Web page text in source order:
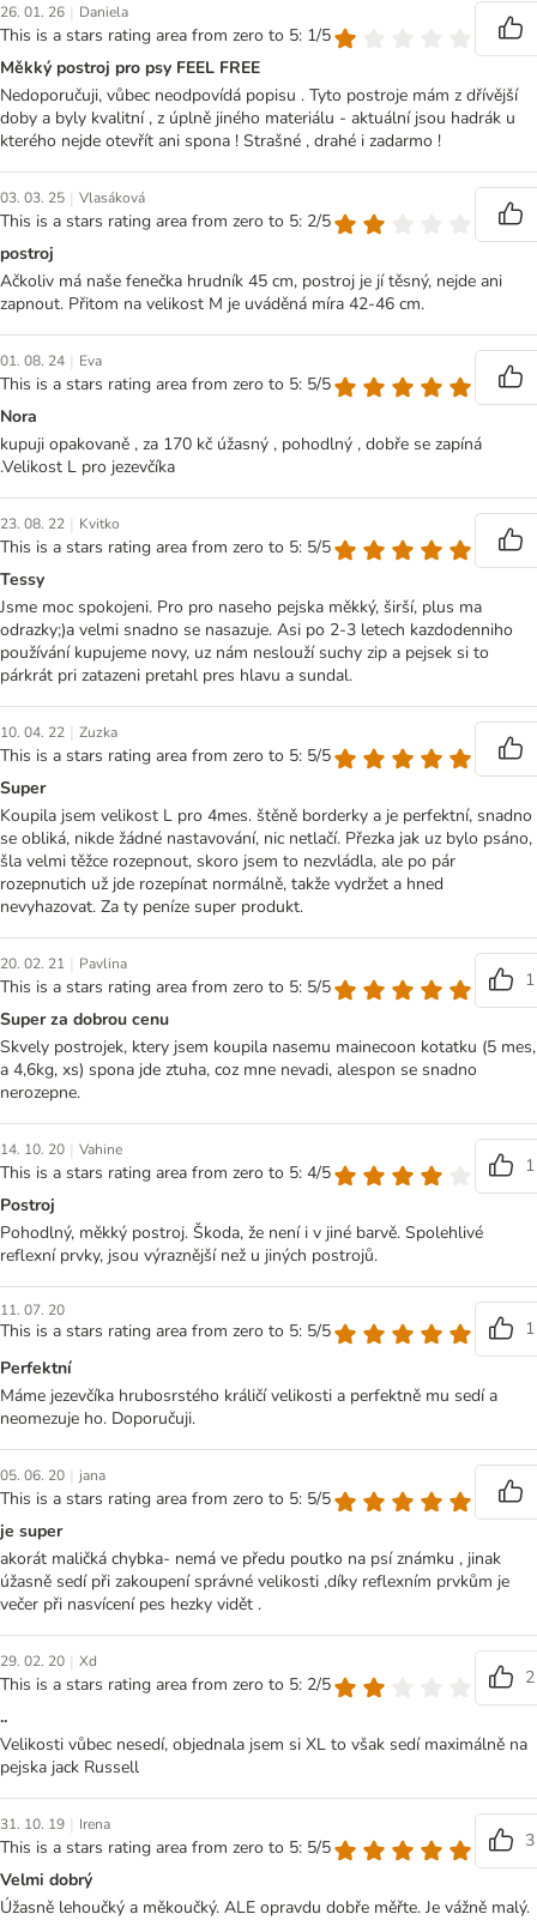
26. 01. 26 | Daniela
This is a stars rating area from zero to 5: 1/5
Měkký postroj pro psy FEEL FREE
Nedoporučuji, vůbec neodpovídá popisu . Tyto postroje mám z dřívější
doby a byly kvalitní , z úplně jiného materiálu - aktuální jsou hadrák u
kterého nejde otevřít ani spona ! Strašné , drahé i zadarmo !
03. 03. 25 | Vlasáková
This is a stars rating area from zero to 5: 2/5
postroj
Ačkoliv má naše fenečka hrudník 45 cm, postroj je jí těsný, nejde ani
zapnout. Přitom na velikost M je uváděná míra 42-46 cm.
01. 08. 24 | Eva
This is a stars rating area from zero to 5: 5/5
Nora
kupuji opakovaně , za 170 kč úžasný , pohodlný , dobře se zapíná
.Velikost L pro jezevčíka
23. 08. 22 | Kvitko
This is a stars rating area from zero to 5: 5/5
Tessy
Jsme moc spokojeni. Pro pro naseho pejska měkký, širší, plus ma
odrazky;)a velmi snadno se nasazuje. Asi po 2-3 letech kazdodenniho
používání kupujeme novy, uz nám neslouží suchy zip a pejsek si to
párkrát pri zatazeni pretahl pres hlavu a sundal.
10. 04. 22 | Zuzka
This is a stars rating area from zero to 5: 5/5
Super
Koupila jsem velikost L pro 4mes. štěně borderky a je perfektní, snadno
se obliká, nikde žádné nastavování, nic netlačí. Přezka jak uz bylo psáno,
šla velmi těžce rozepnout, skoro jsem to nezvládla, ale po pár
rozepnutich už jde rozepínat normálně, takže vydržet a hned
nevyhazovat. Za ty peníze super produkt.
20. 02. 21 | Pavlina
This is a stars rating area from zero to 5: 5/5
1
Super za dobrou cenu
Skvely postrojek, ktery jsem koupila nasemu mainecoon kotatku (5 mes,
a 4,6kg, xs) spona jde ztuha, coz mne nevadi, alespon se snadno
nerozepne.
14. 10. 20 | Vahine
This is a stars rating area from zero to 5: 4/5
1
Postroj
Pohodlný, měkký postroj. Škoda, že není i v jiné barvě. Spolehlivé
reflexní prvky, jsou výraznější než u jiných postrojů.
11. 07. 20
This is a stars rating area from zero to 5: 5/5
1
Perfektní
Máme jezevčíka hrubosrstého králičí velikosti a perfektně mu sedí a
neomezuje ho. Doporučuji.
05. 06. 20 | jana
This is a stars rating area from zero to 5: 5/5
je super
akorát maličká chybka- nemá ve předu poutko na psí známku , jinak
úžasně sedí při zakoupení správné velikosti ,díky reflexním prvkům je
večer při nasvícení pes hezky vidět .
29. 02. 20 | Xd
This is a stars rating area from zero to 5: 2/5
2
..
Velikosti vůbec nesedí, objednala jsem si XL to však sedí maximálně na
pejska jack Russell
31. 10. 19 | Irena
This is a stars rating area from zero to 5: 5/5
3
Velmi dobrý
Úžasně lehoučký a měkoučký. ALE opravdu dobře měřte. Je vážně malý.